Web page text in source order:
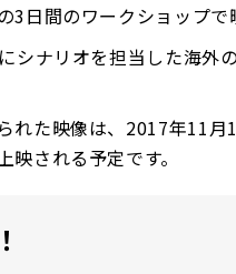
日間のワークショップで
シナリオを担当した海外
れた映像は、2017年11
される予定です。